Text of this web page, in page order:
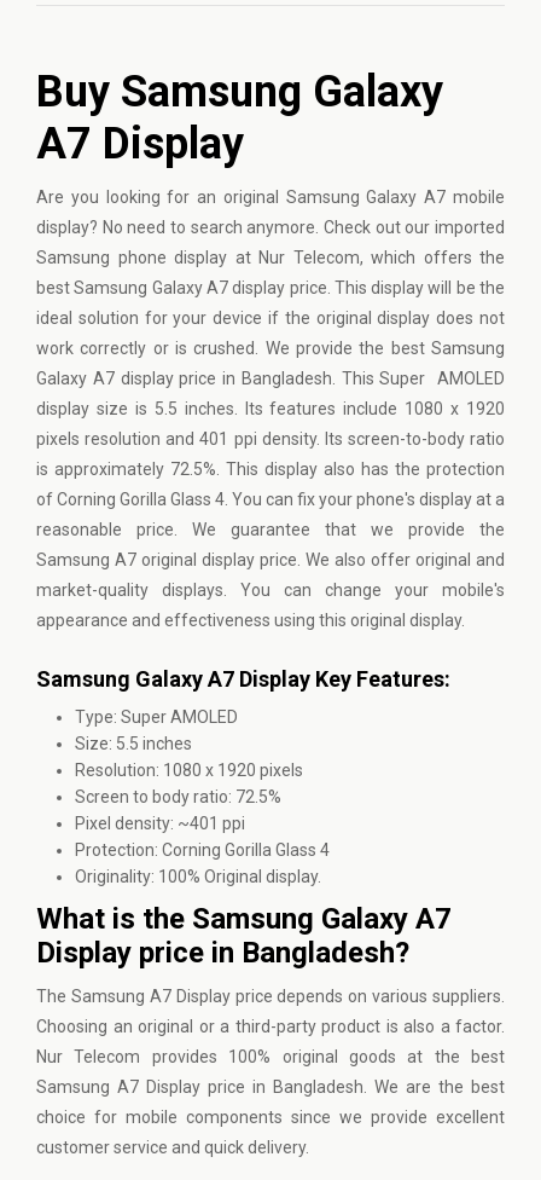
Buy Samsung Galaxy
A7 Display
Are you looking for an original Samsung Galaxy A7 mobile
display? No need to search anymore. Check out our imported
Samsung phone display at Nur Telecom, which offers the
best Samsung Galaxy A7 display price. This display will be the
ideal solution for your device if the original display does not
work correctly or is crushed. We provide the best Samsung
Galaxy A7 display price in Bangladesh. This Super AMOLED
display size is 5.5 inches. Its features include 1080 x 1920
pixels resolution and 401 ppi density. Its screen-to-body ratio
is approximately 72.5%. This display also has the protection
of Corning Gorilla Glass 4. You can fix your phone's display at a
reasonable price. We guarantee that we provide the
Samsung A7 original display price. We also offer original and
market-quality displays. You can change your mobile's
appearance and effectiveness using this original display.
Samsung Galaxy A7 Display Key Features:
Type: Super AMOLED
Size: 5.5 inches
Resolution: 1080 x 1920 pixels
Screen to body ratio: 72.5%
Pixel density: ~401 ppi
Protection: Corning Gorilla Glass 4
Originality: 100% Original display.
What is the Samsung Galaxy A7
Display price in Bangladesh?
The Samsung A7 Display price depends on various suppliers.
Choosing an original or a third-party product is also a factor.
Nur Telecom provides 100% original goods at the best
Samsung A7 Display price in Bangladesh. We are the best
choice for mobile components since we provide excellent
customer service and quick delivery.